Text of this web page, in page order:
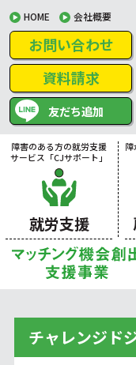
HOME 会社概要
お問い合わせ
資料請求
友だち追加
障害のある方の就労支援
サービス「CJサポート」
就労支援
チャレンジド